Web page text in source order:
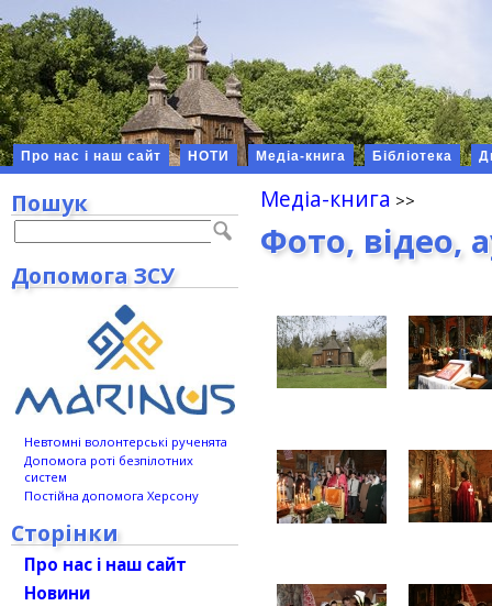
Про нас і наш сайт НОТИ Медіа-книга Бібліотека
Медіа-книга
Фото, відео,
Пошук
Допомога ЗСУ
Невтомні волонтерські рученята
Допомога роті безпілотних
систем
Постійна допомога Херсону
Сторінки
Про нас і наш сайт
Новини